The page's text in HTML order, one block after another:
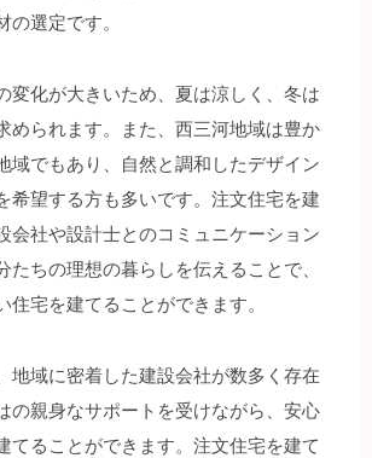
選定です。
変化が大きいため、夏は涼しく、冬は
められます。また、西三河地域は豊か
域でもあり、自然と調和したデザイン
希望する方も多いです。注文住宅を建
会社や設計士とのコミュニケーション
たちの理想の暮らしを伝えることで、
住宅を建てることができます。
地域に密着した建設会社が数多く存在
の親身なサポートを受けながら、安心
てることができます。注文住宅を建て